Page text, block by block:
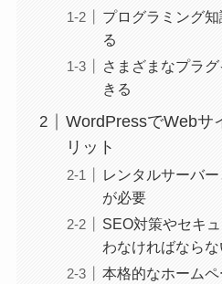
プログラミング
る
さまざまなプラ
きる
WordPressでWebサ
リット
レンタルサーバ
が必要
SEO対策やセキ
わなければならな
本格的なホーム